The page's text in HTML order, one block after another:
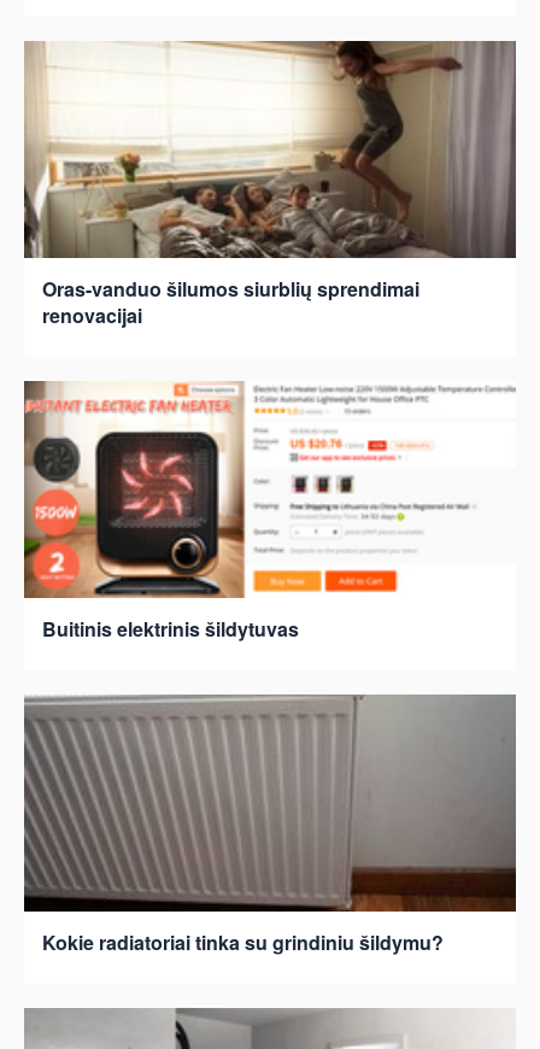
Oras-vanduo šilumos siurblių sprendimai
renovacijai
Buitinis elektrinis šildytuvas
Kokie radiatoriai tinka su grindiniu šildymu?